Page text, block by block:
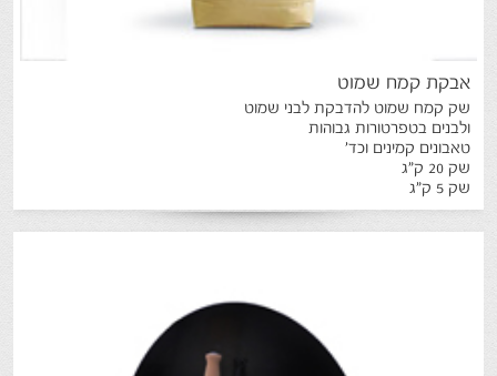
אבקת קמח שמוט
שק קמח שמוט להדבקת לבני שמוט
ולבנים בטפרטורות גבוהות
טאבונים קמינים וכד'
שק 20 ק"ג
שק 5 ק"ג